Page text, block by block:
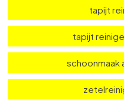
tapijt